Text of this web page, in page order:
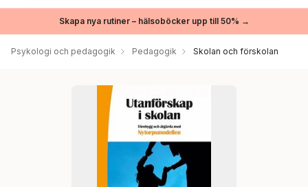
Skapa nya rutiner – hälsoböcker upp till 50% →
Psykologi och pedagogik Pedagogik Skolan och förskolan